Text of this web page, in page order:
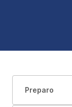
Preparo